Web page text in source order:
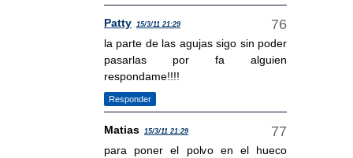
Patty 15/3/11 21:29
la parte de las agujas sigo sin poder
pasarlas por fa alguien
respondame!!!!
Responder
Matias 15/3/11 21:29
para poner el polvo en el hueco